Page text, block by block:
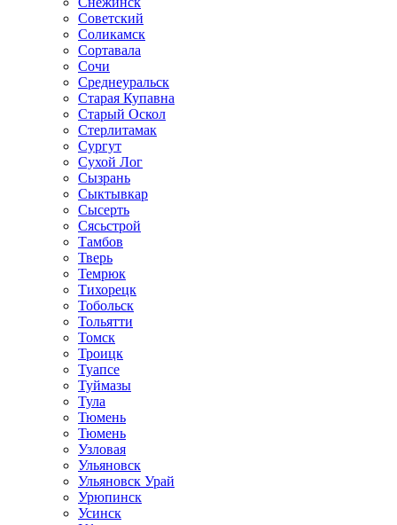
Советский
Соликамск
Сортавала
Сочи
Среднеуральск
Старая Купавна
Старый Оскол
Стерлитамак
Сургут
Сухой Лог
Сызрань
Сыктывкар
Сысерть
Сясьстрой
Тамбов
Тверь
Темрюк
Тихорецк
Тобольск
Тольятти
Томск
Троицк
Туапсе
Туймазы
Тула
Тюмень
Тюмень
Узловая
Ульяновск
Ульяновск Урай
Урюпинск
Усинск